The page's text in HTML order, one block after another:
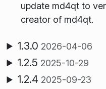
update md4qt to
creator of md4qt.
1.3.0 2026-04-06
1.2.5 2025-10-29
1.2.4 2025-09-23